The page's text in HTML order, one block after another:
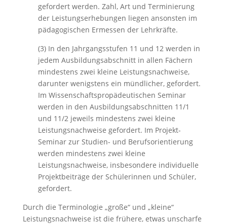
gefordert werden. Zahl, Art und Terminierung
der Leistungserhebungen liegen ansonsten im
pädagogischen Ermessen der Lehrkräfte.
(3) In den Jahrgangsstufen 11 und 12 werden in
jedem Ausbildungsabschnitt in allen Fächern
mindestens zwei kleine Leistungsnachweise,
darunter wenigstens ein mündlicher, gefordert.
Im Wissenschaftspropädeutischen Seminar
werden in den Ausbildungsabschnitten 11/1
und 11/2 jeweils mindestens zwei kleine
Leistungsnachweise gefordert. Im Projekt-
Seminar zur Studien- und Berufsorientierung
werden mindestens zwei kleine
Leistungsnachweise, insbesondere individuelle
Projektbeiträge der Schülerinnen und Schüler,
gefordert.
Durch die Terminologie „große“ und „kleine“
Leistungsnachweise ist die frühere, etwas unscharfe